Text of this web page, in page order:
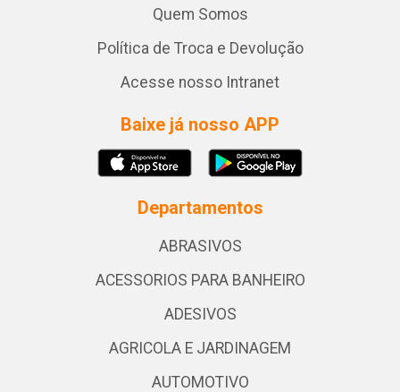
Quem Somos
Política de Troca e Devolução
Acesse nosso Intranet
Baixe já nosso APP
Departamentos
ABRASIVOS
ACESSORIOS PARA BANHEIRO
ADESIVOS
AGRICOLA E JARDINAGEM
AUTOMOTIVO